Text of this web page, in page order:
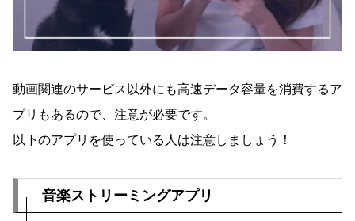
動画関連のサービス以外にも高速データ容量を消費するア
プリもあるので、注意が必要です。
以下のアプリを使っている人は注意しましょう！
音楽ストリーミングアプリ